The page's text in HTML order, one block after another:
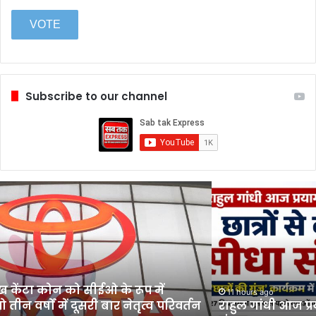
Subscribe to our channel
दौरे पर, छात्रों से करेंगे सीधा